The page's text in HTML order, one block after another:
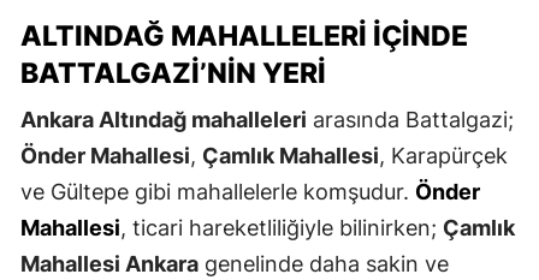
ALTINDAĞ MAHALLELERI İÇINDE
BATTALGAZI’NIN YERI
Ankara Altındağ mahalleleri arasında Battalgazi;
Önder Mahallesi, Çamlık Mahallesi, Karapürçek
ve Gültepe gibi mahallelerle komşudur. Önder
Mahallesi, ticari hareketliliğiyle bilinirken; Çamlık
Mahallesi Ankara genelinde daha sakin ve